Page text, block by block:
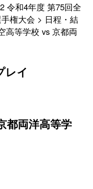
令和4年度 第75回全
権大会
日程・結
高等学校 vs 京都両
レイ
都両洋高等学